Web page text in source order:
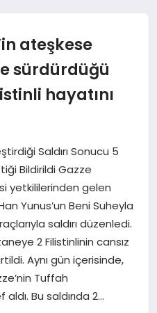
ateşkese
sürdürdüğü
hayatını
Saldırı Sonucu 5
Bildirildi Gazze
yetkililerinden gelen
Yunus’un Beni Suheyla
saldırı düzenledi.
2 Filistinlinin cansız
Aynı gün içerisinde,
Tuffah
Bu saldırıda 2…